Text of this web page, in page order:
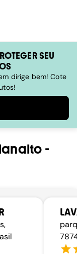
SEU
dirige bem! Cote
-